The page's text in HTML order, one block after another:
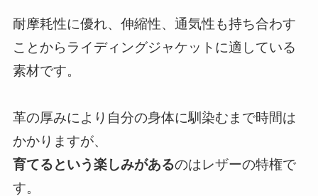
耐摩耗性に優れ、伸縮性、通気性も持ち合わす
ことからライディングジャケットに適している
素材です。
革の厚みにより自分の身体に馴染むまで時間は
かかりますが、
育てるという楽しみがあるのはレザーの特権で
す。